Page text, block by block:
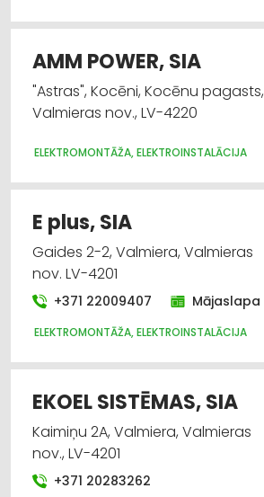
AMM POWER, SIA
"Astras", Kocēni, Kocēnu pagasts,
Valmieras nov., LV-4220
ELEKTROMONTĀŽA, ELEKTROINSTALĀCIJA
E plus, SIA
Gaides 2-2, Valmiera, Valmieras
nov. LV-4201
+371 22009407 Mājaslapa
ELEKTROMONTĀŽA, ELEKTROINSTALĀCIJA
EKOEL SISTĒMAS, SIA
Kaimiņu 2A, Valmiera, Valmieras
nov., LV-4201
+371 20283262